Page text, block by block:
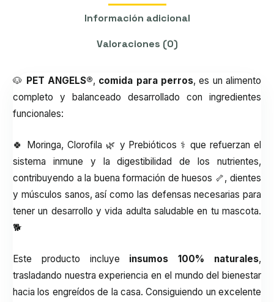
Información adicional
Valoraciones (0)
🐶 PET ANGELS®, comida para perros, es un alimento
completo y balanceado desarrollado con ingredientes
funcionales:
🍀 Moringa, Clorofila 🌿 y Prebióticos ⚕️ que refuerzan el
sistema inmune y la digestibilidad de los nutrientes,
contribuyendo a la buena formación de huesos 🦴, dientes
y músculos sanos, así como las defensas necesarias para
tener un desarrollo y vida adulta saludable en tu mascota.
🐕
Este producto incluye insumos 100% naturales,
trasladando nuestra experiencia en el mundo del bienestar
hacia los engreídos de la casa. Consiguiendo un excelente